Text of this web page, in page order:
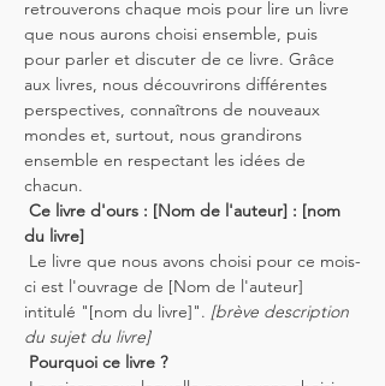
retrouverons chaque mois pour lire un livre
que nous aurons choisi ensemble, puis
pour parler et discuter de ce livre. Grâce
aux livres, nous découvrirons différentes
perspectives, connaîtrons de nouveaux
mondes et, surtout, nous grandirons
ensemble en respectant les idées de
chacun.
Ce livre d'ours : [Nom de l'auteur] : [nom
du livre]
ci est l'ouvrage de [Nom de l'auteur]
intitulé "[nom du livre]". [brève description
du sujet du livre]
Pourquoi ce livre ?